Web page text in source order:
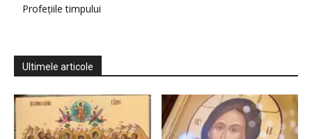
Profețiile timpului
Ultimele articole